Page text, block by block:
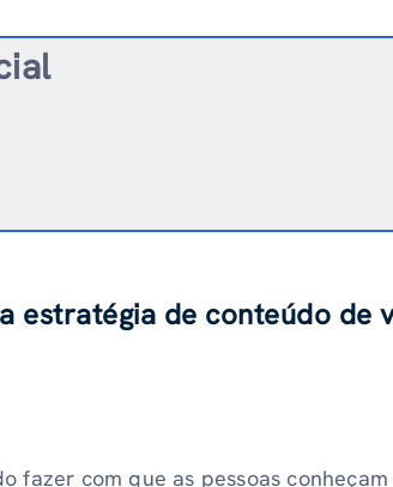
estratégia de conteúdo de
fazer com que as pessoas conheçam